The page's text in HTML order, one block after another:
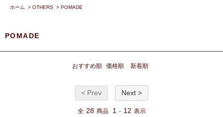
ホーム > OTHERS > POMADE
POMADE
おすすめ順 価格順 新着順
< Prev Next >
全 28 商品 1 - 12 表示